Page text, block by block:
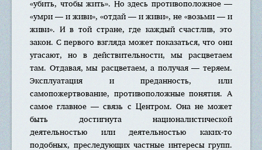
«убить, чтобы жить». Но здесь противоположное —
«умри — и живи», «отдай — и живи», не «возьми — и
живи». И в той стране, где каждый счастлив, это
закон. С первого взгляда может показаться, что они
угасают, но в действительности, мы расцветаем
там. Отдавая, мы расцветаем, а получая — теряем.
Эксплуатация и преданность, или
самопожертвование, противоположные понятия. А
самое главное — связь с Центром. Она не может
быть достигнута националистической
деятельностью или деятельностью каких-то
подобных, преследующих частные интересы групп.